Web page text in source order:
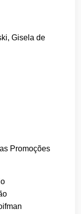
Gisela de
Promoções